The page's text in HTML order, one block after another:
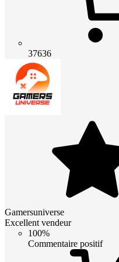
37636
Gamersuniverse
Excellent vendeur
100%
Commentaire positif